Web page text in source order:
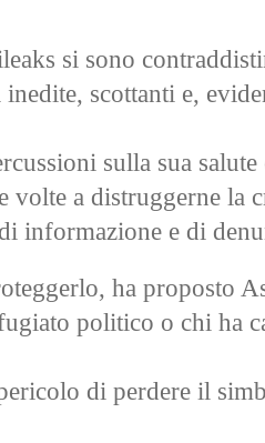
si sono
scottanti e,
sulla sua salute
volte a distruggerne la
informazione e di
ha proposto
politico o chi ha
di perdere il